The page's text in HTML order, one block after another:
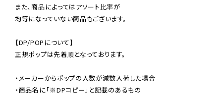
また、商品によってはアソート比率が
均等になっていない商品もございます。
【DP/POPについて】
正規ポップは先着順となっております。
・メーカーからポップの入数が減数入荷した場合
・商品名に「※DPコピー」と記載のあるもの